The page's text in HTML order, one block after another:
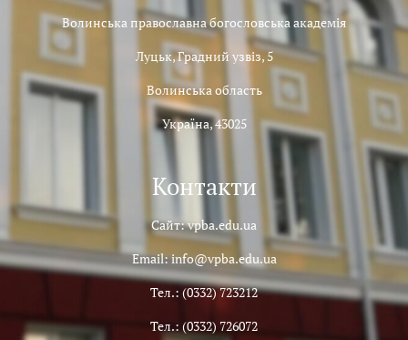
Волинська православна богословська академія
Луцьк, Градний узвіз, 5
Волинська область
Україна, 43025
Контакти
Сайт: vpba.edu.ua
Email: info@vpba.edu.ua
Тел.: (0332) 723212
Тел.: (0332) 726072